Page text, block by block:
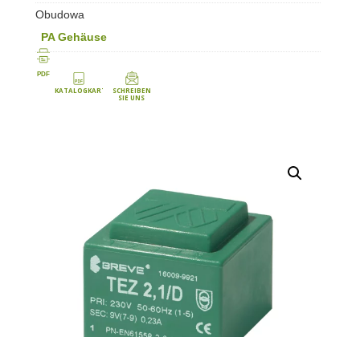
Obudowa
PA Gehäuse
PDF
KATALOGKARTE
SCHREIBEN
SIE UNS